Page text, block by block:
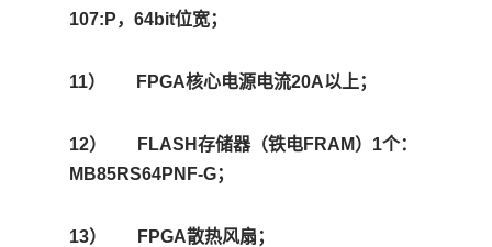
107:P，64bit位宽；
11） FPGA核心电源电流20A以上；
12） FLASH存储器（铁电FRAM）1个：
MB85RS64PNF-G；
13） FPGA散热风扇；